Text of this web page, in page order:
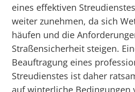
eines effektiven
weiter zunehmen, da sich
häufen und die
Straßensicherheit steigen.
Beauftragung eines
Streudienstes ist daher
auf winterliche Bedingungen